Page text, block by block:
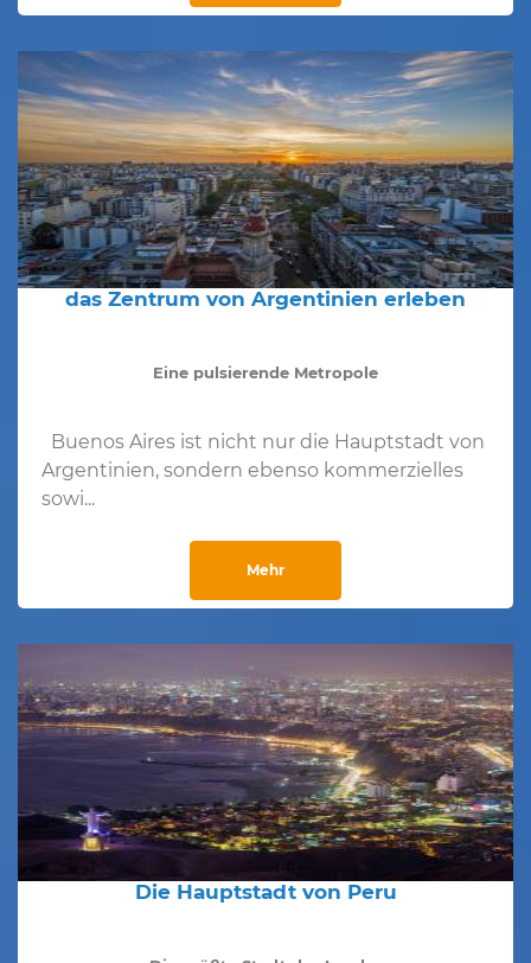
das Zentrum von Argentinien erleben
Eine pulsierende Metropole
Buenos Aires ist nicht nur die Hauptstadt von
Argentinien, sondern ebenso kommerzielles
sowi...
Mehr
Die Hauptstadt von Peru